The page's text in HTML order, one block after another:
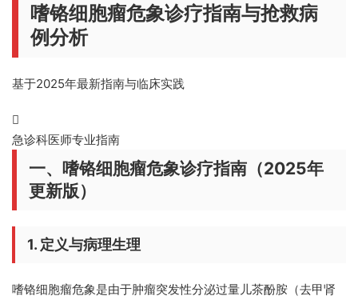
嗜铬细胞瘤危象诊疗指南与抢救病
例分析
基于2025年最新指南与临床实践
急诊科医师专业指南
一、嗜铬细胞瘤危象诊疗指南（2025年
更新版）
1. 定义与病理生理
嗜铬细胞瘤危象是由于肿瘤突发性分泌过量儿茶酚胺（去甲肾